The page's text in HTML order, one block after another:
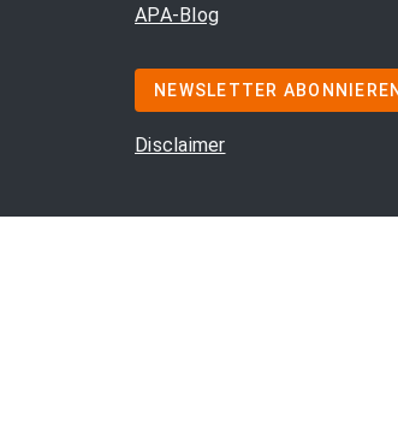
APA-Blog
NEWSLETTER ABONNIEREN
Disclaimer